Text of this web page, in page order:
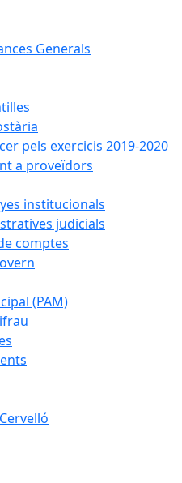
Generals
pels exercicis 2019-2020
a proveïdors
institucionals
judicials
comptes
(PAM)